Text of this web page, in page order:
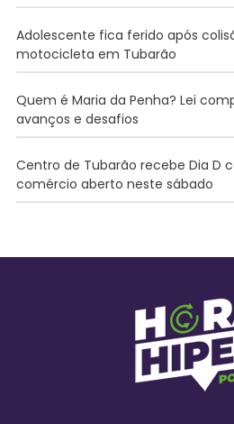
Adolescente fica ferido após
motocicleta em Tubarão
Quem é Maria da Penha? Lei
avanços e desafios
Centro de Tubarão recebe Dia D
comércio aberto neste sábado